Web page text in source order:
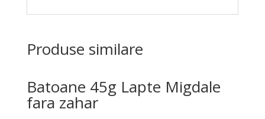
Produse similare
Batoane 45g Lapte Migdale
fara zahar